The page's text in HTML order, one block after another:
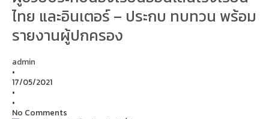
ไทย และอินเตอร์ – ประกบ ทบทวน พร้อม
รายงานผู้ปกครอง
admin
•
17/05/2021
•
•
No Comments